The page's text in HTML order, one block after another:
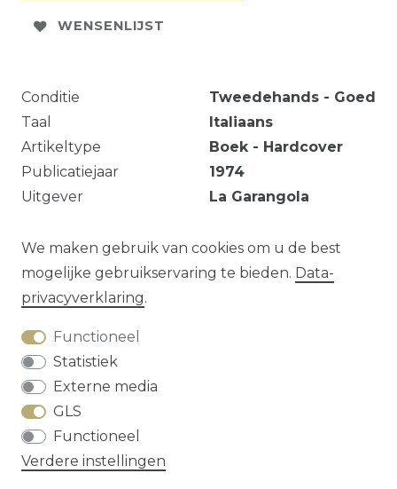
WENSENLIJST
Conditie
Tweedehands - Goed
Taal
Italiaans
Artikeltype
Boek - Hardcover
Publicatiejaar
1974
Uitgever
La Garangola
Geïllustreerd
Ja
Vraag over dit artikel?
We maken gebruik van cookies om u de best
mogelijke gebruikservaring te bieden. Data­
privacy­verklaring.
Functioneel
Statistiek
Externe media
GLS
Functioneel
Verdere instellingen